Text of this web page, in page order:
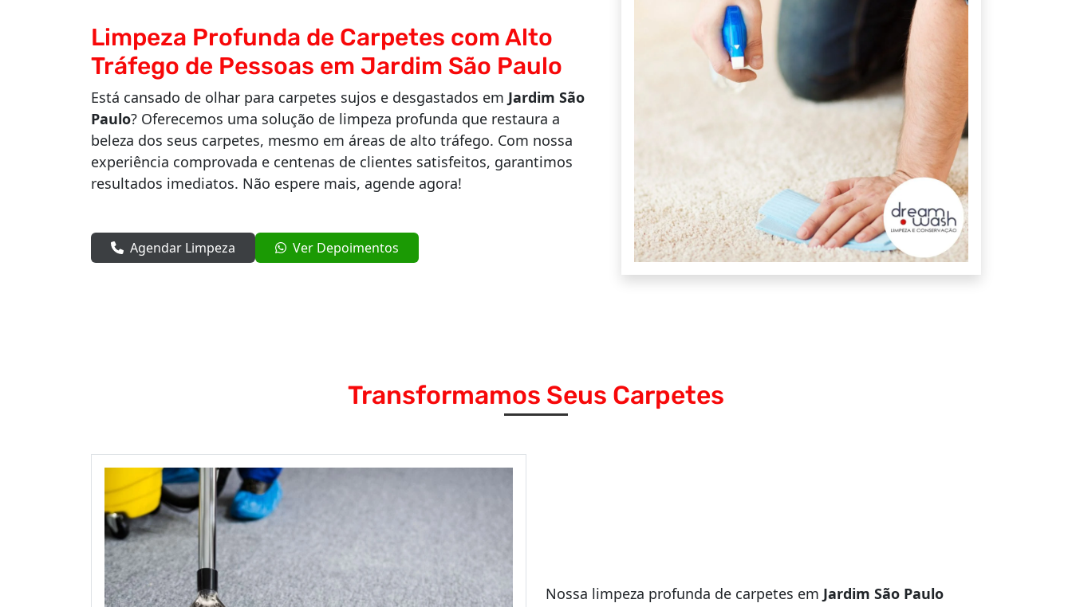
Limpeza Profunda de Carpetes com Alto
Tráfego de Pessoas em Jardim São Paulo
Está cansado de olhar para carpetes sujos e desgastados em Jardim São
Paulo? Oferecemos uma solução de limpeza profunda que restaura a
beleza dos seus carpetes, mesmo em áreas de alto tráfego. Com nossa
experiência comprovada e centenas de clientes satisfeitos, garantimos
resultados imediatos. Não espere mais, agende agora!
Agendar Limpeza Ver Depoimentos
Transformamos Seus Carpetes
Nossa limpeza profunda de carpetes em Jardim São Paulo